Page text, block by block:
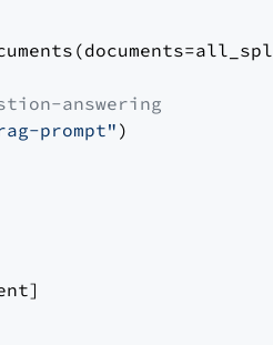
answering
prompt")